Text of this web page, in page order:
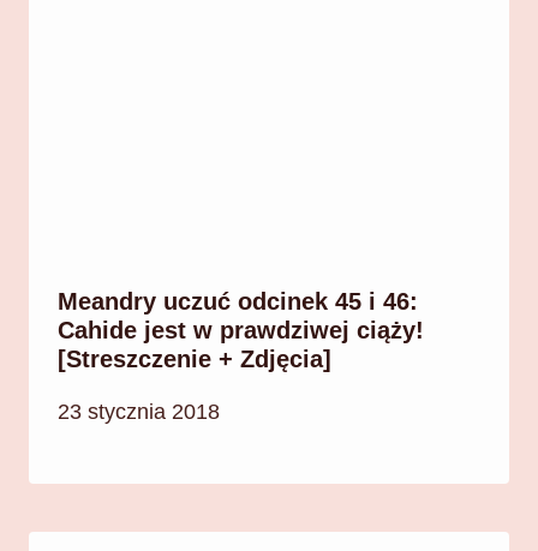
Meandry uczuć odcinek 45 i 46:
Cahide jest w prawdziwej ciąży!
[Streszczenie + Zdjęcia]
23 stycznia 2018